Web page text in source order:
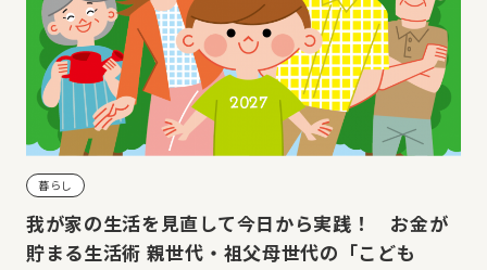
暮らし
我が家の生活を見直して今日から実践！ お金が
貯まる生活術 親世代・祖父母世代の「こども